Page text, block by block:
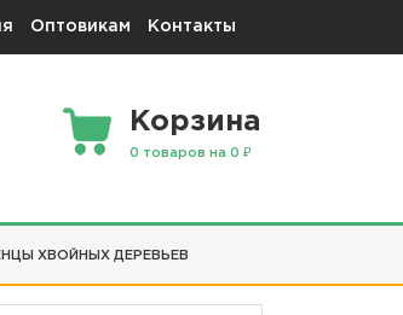
Оптовикам Контакты
Корзина
0 товаров на 0 ₽
ХВОЙНЫХ ДЕРЕВЬЕВ